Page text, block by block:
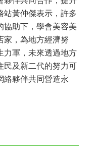
站黃仲傑表示，許多
協助下，學會美容美
家，為地方經濟努
力軍，未來透過地方
民及新二代的努力可
絡夥伴共同營造永